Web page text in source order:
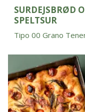
SURDEJSBRØD
SPELTSUR
Tipo 00 Grano